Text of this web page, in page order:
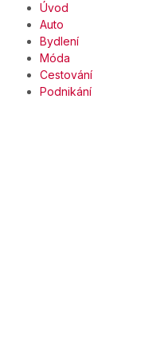
Úvod
Auto
Bydlení
Móda
Cestování
Podnikání